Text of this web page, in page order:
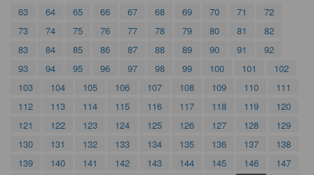
63
64 65 66 67 68 69 70 71
72
73
74 75 76 77 78 79 80 81
82
83
84 85 86 87 88 89 90 91
92
93
94 95 96 97 98 99 100 101
102
103
104 105 106 107 108 109 110
111
112
113 114 115 116 117 118 119
120
121
122 123 124 125 126 127 128
129
130
131 132 133 134 135 136 137
138
139
140 141 142 143 144 145 146 147